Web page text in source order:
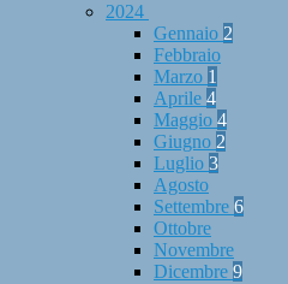
2024
Gennaio 2
Febbraio
Marzo 1
Aprile 4
Maggio 4
Giugno 2
Luglio 3
Agosto
Settembre 6
Ottobre
Novembre
Dicembre 9